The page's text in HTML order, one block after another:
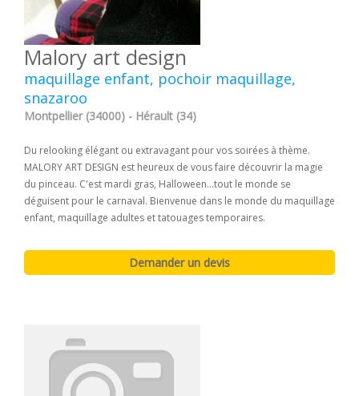
Malory art design
maquillage enfant, pochoir maquillage,
snazaroo
Montpellier (34000) - Hérault (34)
Du relooking élégant ou extravagant pour vos soirées à thème.
MALORY ART DESIGN est heureux de vous faire découvrir la magie
du pinceau. C'est mardi gras, Halloween...tout le monde se
déguisent pour le carnaval. Bienvenue dans le monde du maquillage
enfant, maquillage adultes et tatouages temporaires.